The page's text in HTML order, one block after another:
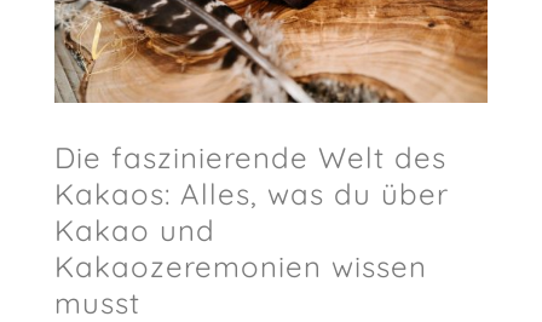
Die faszinierende Welt des
Kakaos: Alles, was du über
Kakao und
Kakaozeremonien wissen
musst